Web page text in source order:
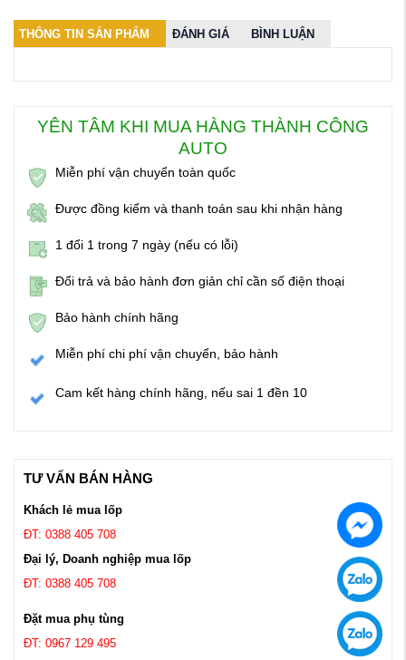
THÔNG TIN SẢN PHẨM ĐÁNH GIÁ BÌNH LUẬN
YÊN TÂM KHI MUA HÀNG THÀNH CÔNG
AUTO
Miễn phí vận chuyển toàn quốc
Được đồng kiểm và thanh toán sau khi nhận hàng
1 đổi 1 trong 7 ngày (nếu có lỗi)
Đổi trả và bảo hành đơn giản chỉ cần số điện thoại
Bảo hành chính hãng
Miễn phí chi phí vận chuyển, bảo hành
Cam kết hàng chính hãng, nếu sai 1 đền 10
TƯ VẤN BÁN HÀNG
Khách lẻ mua lốp
ĐT: 0388 405 708
Đại lý, Doanh nghiệp mua lốp
ĐT: 0388 405 708
Đặt mua phụ tùng
ĐT: 0967 129 495